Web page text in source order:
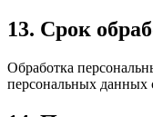
13. Срок
Обработка
персональных данных